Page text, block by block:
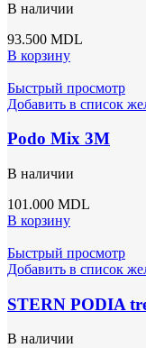
В наличии
93.500 MDL
В корзину
Быстрый просмотр
Добавить в список
Podo Mix 3M
В наличии
101.000 MDL
В корзину
Быстрый просмотр
Добавить в список
STERN PODIA
В наличии